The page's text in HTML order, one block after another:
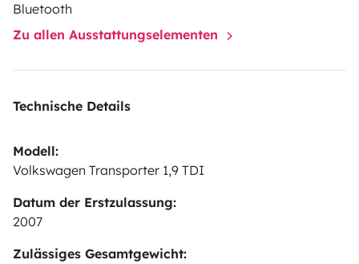
Bluetooth
Zu allen Ausstattungselementen
Technische Details
Modell:
Volkswagen Transporter 1,9 TDI
Datum der Erstzulassung:
2007
Zulässiges Gesamtgewicht: